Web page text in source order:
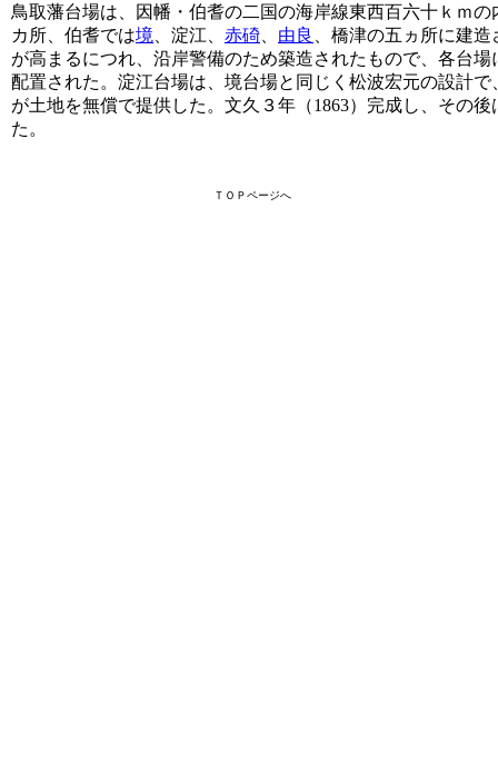
ＴＯＰページへ
鳥取藩台場は、因幡・伯耆の二国の海岸線東西百六十ｋｍの
カ所、伯耆では境 、淀江、 赤碕 由良
、橋津の五ヵ所に建
が高まるにつれ、沿岸警備のため築造されたもので、各台
配置された。淀江台場は、境台場と同じく松波宏元の設計
が土地を無償で提供した。文久３年（1863）完成し、その
た。